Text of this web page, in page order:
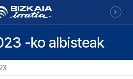
-ko albisteak